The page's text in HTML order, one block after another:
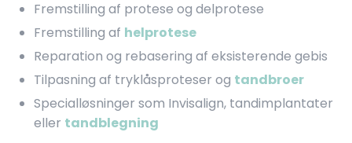
Fremstilling af protese og delprotese
Fremstilling af helprotese
Reparation og rebasering af eksisterende gebis
Tilpasning af tryklåsproteser og tandbroer
Specialløsninger som Invisalign, tandimplantater
eller tandblegning